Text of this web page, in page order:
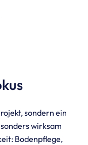
sondern ein
wirksam
Bodenpflege,